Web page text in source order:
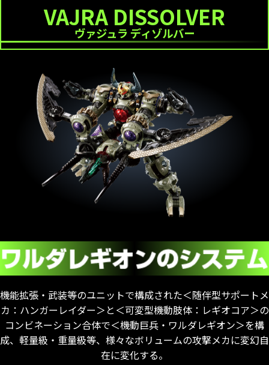
VAJRA DISSOLVER
ヴァジュラ ディゾルバー
機能拡張・武装等のユニットで構成された＜随伴型サポートメ
カ：ハンガーレイダー＞と＜可変型機動肢体：レギオコア＞の
コンビネーション合体で＜機動巨兵・ワルダレギオン＞を構
成、軽量級・重量級等、様々なボリュームの攻撃メカに変幻自
在に変化する。